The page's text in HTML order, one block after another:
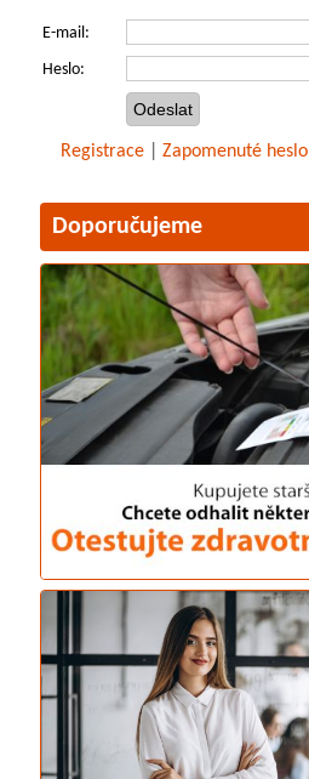
E-mail:
Heslo:
Registrace Zapomenuté heslo
Doporučujeme